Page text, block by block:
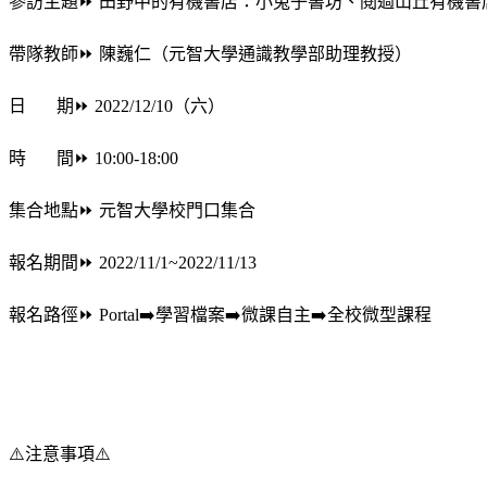
帶隊教師⏩ 陳巍仁（元智大學通識教學部助理教授）
日 期⏩ 2022/12/10（六）
時 間⏩ 10:00-18:00
集合地點⏩ 元智大學校門口集合
報名期間⏩ 2022/11/1~2022/11/13
報名路徑⏩ Portal➡️學習檔案➡️微課自主➡️全校微型課程
⚠️注意事項⚠️